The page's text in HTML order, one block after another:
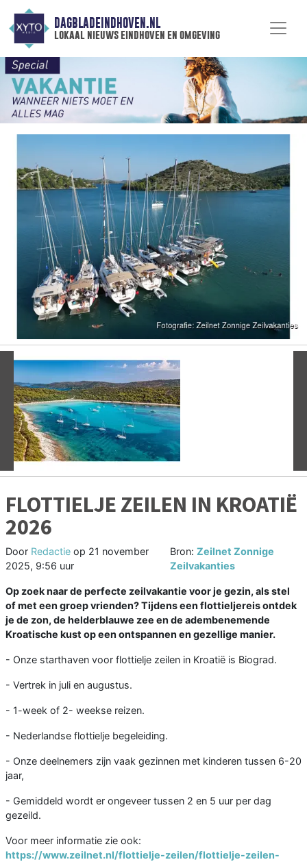
DAGBLADEINDHOVEN.NL
lokaal nieuws eindhoven en omgeving
Vorige
FLOTTIELJE ZEILEN IN KROATIË
2026
Door Redactie op 21 november
2025, 9:56 uur
Bron:Zeilnet Zonnige
Zeilvakanties
Op zoek naar de perfecte zeilvakantie voor je gezin, als stel
of met een groep vrienden? Tijdens een flottieljereis ontdek
je de zon, de helderblauwe zee en de adembenemende
Kroatische kust op een ontspannen en gezellige manier.
- Onze starthaven voor flottielje zeilen in Kroatië is Biograd.
- Vertrek in juli en augustus.
- 1-week of 2- weekse reizen.
- Nederlandse flottielje begeleiding.
- Onze deelnemers zijn vaak gezinnen met kinderen tussen 6-20
jaar,
- Gemiddeld wordt er ongeveer tussen 2 en 5 uur per dag
gezeild.
​Voor meer informatie zie ook:
https://www.zeilnet.nl/flottielje-zeilen/flottielje-zeilen-